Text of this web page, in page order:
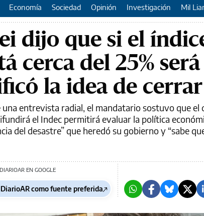
Economía Sociedad Opinión Investigación Mil
dijo que si el
cerca del 25%
la idea de
entrevista radial, el mandatario sostuvo que
el Indec permitirá evaluar la política
del desastre” que heredó su gobierno y “sabe
EN GOOGLE
como fuente preferida